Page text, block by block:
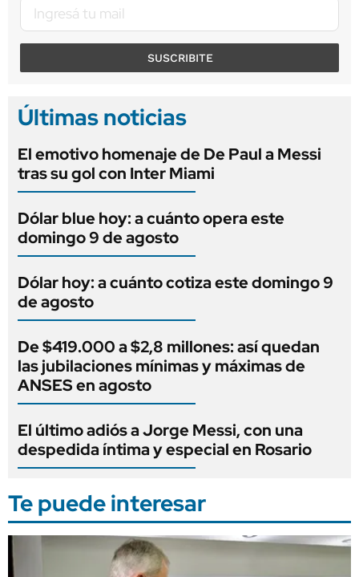
SUSCRIBITE
Últimas noticias
El emotivo homenaje de De Paul a Messi
tras su gol con Inter Miami
Dólar blue hoy: a cuánto opera este
domingo 9 de agosto
Dólar hoy: a cuánto cotiza este domingo 9
de agosto
De $419.000 a $2,8 millones: así quedan
las jubilaciones mínimas y máximas de
ANSES en agosto
El último adiós a Jorge Messi, con una
despedida íntima y especial en Rosario
Te puede interesar